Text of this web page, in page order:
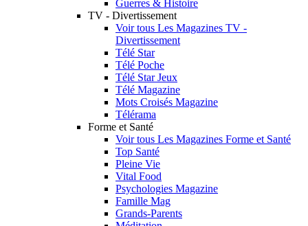
Guerres & Histoire
TV - Divertissement
Voir tous Les Magazines TV -
Divertissement
Télé Star
Télé Poche
Télé Star Jeux
Télé Magazine
Mots Croisés Magazine
Télérama
Forme et Santé
Voir tous Les Magazines Forme et Santé
Top Santé
Pleine Vie
Vital Food
Psychologies Magazine
Famille Mag
Grands-Parents